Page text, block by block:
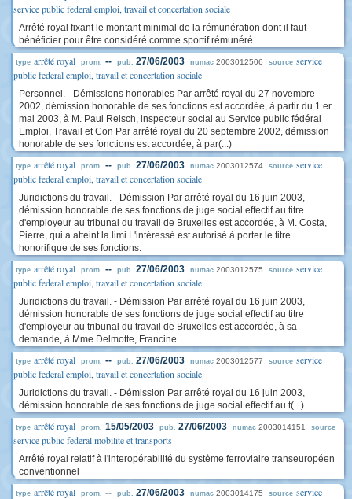
service public federal emploi, travail et concertation sociale
Arrêté royal fixant le montant minimal de la rémunération dont il faut
bénéficier pour être considéré comme sportif rémunéré
type arrêté royal prom. -- pub. 27/06/2003 numac 2003012506 source service
public federal emploi, travail et concertation sociale
Personnel. - Démissions honorables Par arrêté royal du 27 novembre
2002, démission honorable de ses fonctions est accordée, à partir du 1 er
mai 2003, à M. Paul Reisch, inspecteur social au Service public fédéral
Emploi, Travail et Con Par arrêté royal du 20 septembre 2002, démission
honorable de ses fonctions est accordée, à par(...)
type arrêté royal prom. -- pub. 27/06/2003 numac 2003012574 source service
public federal emploi, travail et concertation sociale
Juridictions du travail. - Démission Par arrêté royal du 16 juin 2003,
démission honorable de ses fonctions de juge social effectif au titre
d'employeur au tribunal du travail de Bruxelles est accordée, à M. Costa,
Pierre, qui a atteint la limi L'intéressé est autorisé à porter le titre
honorifique de ses fonctions.
type arrêté royal prom. -- pub. 27/06/2003 numac 2003012575 source service
public federal emploi, travail et concertation sociale
Juridictions du travail. - Démission Par arrêté royal du 16 juin 2003,
démission honorable de ses fonctions de juge social effectif au titre
d'employeur au tribunal du travail de Bruxelles est accordée, à sa
demande, à Mme Delmotte, Francine.
type arrêté royal prom. -- pub. 27/06/2003 numac 2003012577 source service
public federal emploi, travail et concertation sociale
Juridictions du travail. - Démission Par arrêté royal du 16 juin 2003,
démission honorable de ses fonctions de juge social effectif au t(...)
type arrêté royal prom. 15/05/2003 pub. 27/06/2003 numac 2003014151 source
service public federal mobilite et transports
Arrêté royal relatif à l'interopérabilité du système ferroviaire transeuropéen
conventionnel
type arrêté royal prom. -- pub. 27/06/2003 numac 2003014175 source service